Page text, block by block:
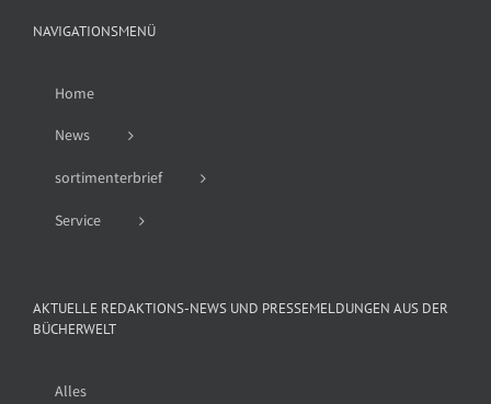
NAVIGATIONSMENÜ
Home
News
sortimenterbrief
Service
AKTUELLE REDAKTIONS-NEWS UND PRESSEMELDUNGEN AUS DER
BÜCHERWELT
Alles